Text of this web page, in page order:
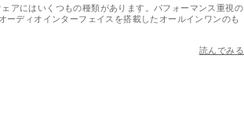
アにはいくつもの種類があります。パフォーマンス重視の
ーディオインターフェイスを搭載したオールインワンのも
読んでみる